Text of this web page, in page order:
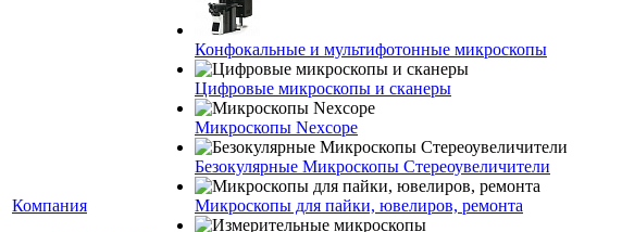
Компания
Конфокальные и мультифотонные микроскопы
Цифровые микроскопы и сканеры
Микроскопы Nexcope
Безокулярные Микроскопы Стереоувеличители
Микроскопы для пайки, ювелиров, ремонта